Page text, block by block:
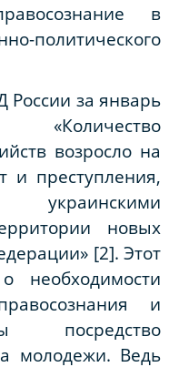
в
России за январь
возросло на
и преступления,
новых
[2]. Этот
необходимости
и
посредство
молодежи. Ведь